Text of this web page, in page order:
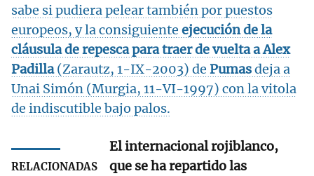
sabe si pudiera pelear también por puestos
europeos, y la consiguiente ejecución de la
cláusula de repesca para traer de vuelta a Alex
Padilla(Zarautz, 1-IX-2003) de Pumasdeja a
Unai Simón (Murgia, 11-VI-1997) con la vitola
de indiscutible bajo palos.
RELACIONADAS
El internacional rojiblanco,
que se ha repartido las